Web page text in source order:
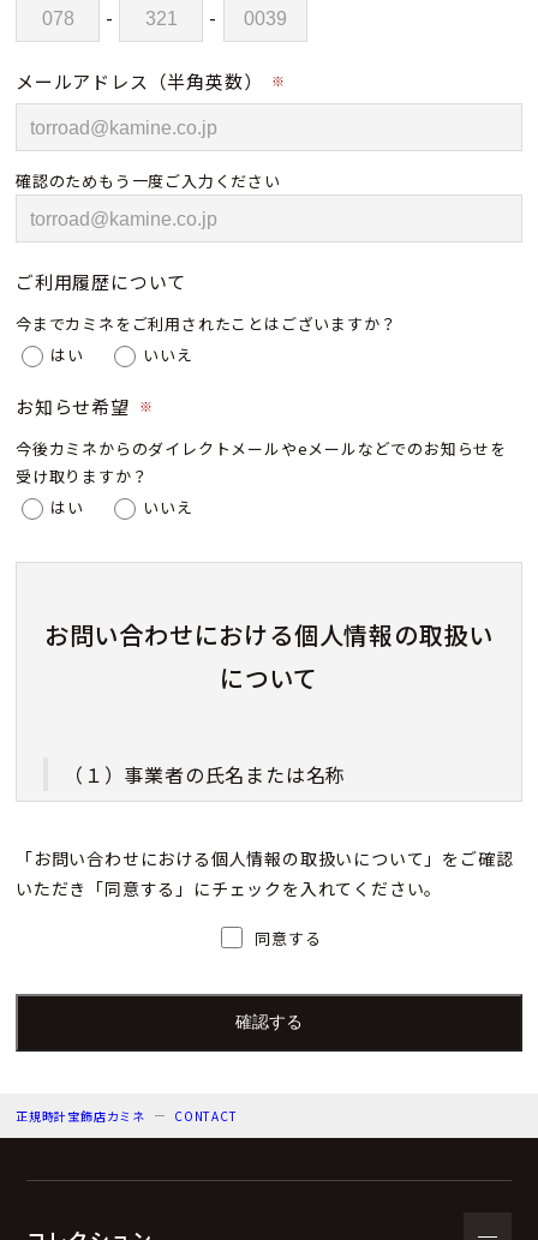
- -
メールアドレス（半角英数） ※
確認のためもう一度ご入力ください
ご利用履歴について
今までカミネをご利用されたことはございますか？
はい
いいえ
お知らせ希望 ※
今後カミネからのダイレクトメールやeメールなどでのお知らせを
受け取りますか？
はい
いいえ
お問い合わせにおける個人情報の取扱い
について
（１）事業者の氏名または名称
株式会社カミネ
人）の氏名又は職名、所属及び連絡先
個人情報保護管理者：上根 彩
（３）個人情報の利用目的
「お問い合わせにおける個人情報の取扱いについて」をご確認
いただき「同意する」にチェックを入れてください。
同意する
正規時計宝飾店カミネ CONTACT